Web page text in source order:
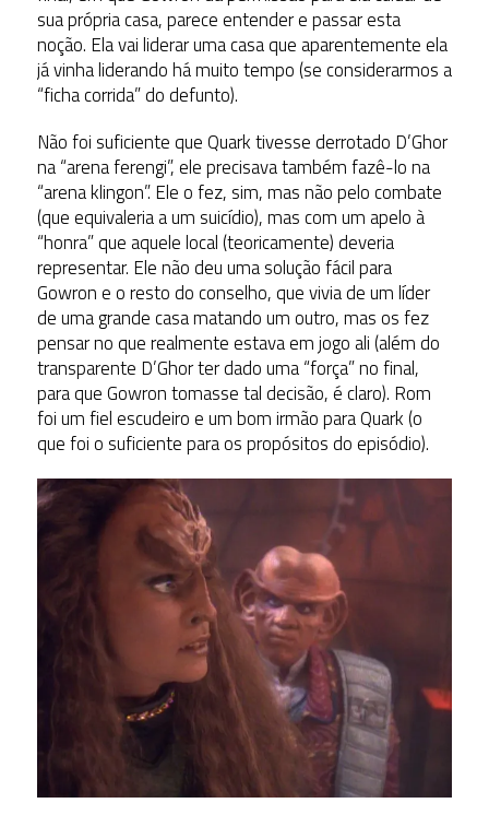
sua própria casa, parece entender e passar esta
noção. Ela vai liderar uma casa que aparentemente ela
já vinha liderando há muito tempo (se considerarmos a
“ficha corrida” do defunto).
Não foi suficiente que Quark tivesse derrotado D’Ghor
na “arena ferengi”, ele precisava também fazê-lo na
“arena klingon”. Ele o fez, sim, mas não pelo combate
(que equivaleria a um suicídio), mas com um apelo à
“honra” que aquele local (teoricamente) deveria
representar. Ele não deu uma solução fácil para
Gowron e o resto do conselho, que vivia de um líder
de uma grande casa matando um outro, mas os fez
pensar no que realmente estava em jogo ali (além do
transparente D’Ghor ter dado uma “força” no final,
para que Gowron tomasse tal decisão, é claro). Rom
foi um fiel escudeiro e um bom irmão para Quark (o
que foi o suficiente para os propósitos do episódio).